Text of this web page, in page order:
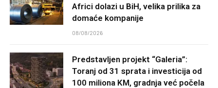
Africi dolazi u BiH, velika prilika za
domaće kompanije
08/08/2026
Predstavljen projekt “Galeria”:
Toranj od 31 sprata i investicija od
100 miliona KM, gradnja već počela